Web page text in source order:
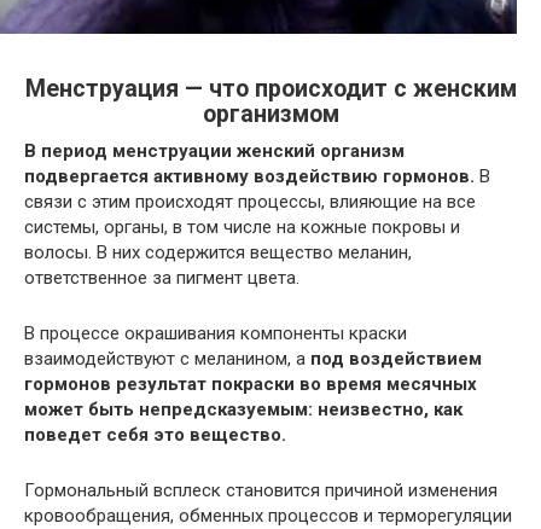
Менструация — что происходит с женским
организмом
В период менструации женский организм
подвергается активному воздействию гормонов. В
связи с этим происходят процессы, влияющие на все
системы, органы, в том числе на кожные покровы и
волосы. В них содержится вещество меланин,
ответственное за пигмент цвета.
В процессе окрашивания компоненты краски
взаимодействуют с меланином, а под воздействием
гормонов результат покраски во время месячных
может быть непредсказуемым: неизвестно, как
поведет себя это вещество.
Гормональный всплеск становится причиной изменения
кровообращения, обменных процессов и терморегуляции